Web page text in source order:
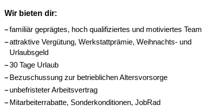
Wir bieten dir:
familiär geprägtes, hoch qualifiziertes und motiviertes Team
attraktive Vergütung, Werkstattprämie, Weihnachts- und
Urlaubsgeld
30 Tage Urlaub
Bezuschussung zur betrieblichen Altersvorsorge
unbefristeter Arbeitsvertrag
Mitarbeiterrabatte, Sonderkonditionen, JobRad